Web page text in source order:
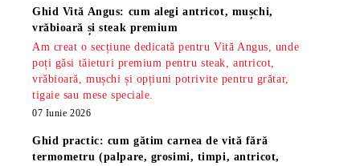
Ghid Vită Angus: cum alegi antricot, mușchi,
vrăbioară și steak premium
Am creat o secțiune dedicată pentru Vită Angus, unde
poți găsi tăieturi premium pentru steak, antricot,
vrăbioară, mușchi și opțiuni potrivite pentru grătar,
tigaie sau mese speciale.
07 Iunie 2026
Ghid practic: cum gătim carnea de vită fără
termometru (palpare, grosimi, timpi, antricot,